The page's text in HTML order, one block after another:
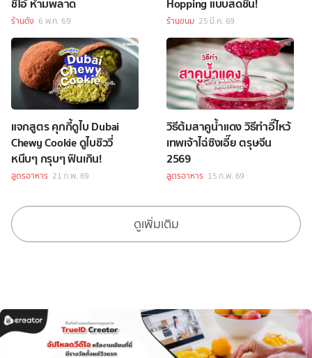
ร้านดัง 6 พ.ค. 69 ร้านขนม 25 มี.ค. 69
แจกสูตร คุกกี้ดูไบ Dubai
Chewy Cookie ดูไบชิววี่
หนึบๆ กรุบๆ ฟินเกิน!
สูตรอาหาร 21 ก.พ. 69
วิธีต้มสาคูน้ำแดง วิธีทำอี๊ไหว้
เทพเจ้าไฉ่ซิงเอี๊ย ตรุษจีน
2569
สูตรอาหาร 15 ก.พ. 69
ดูเพิ่มเติม